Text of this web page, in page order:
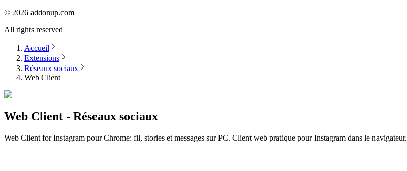
© 2026 addonup.com
All rights reserved
Accueil
Extensions
Réseaux sociaux
Web Client
Web Client - Réseaux sociaux
Web Client for Instagram pour Chrome: fil, stories et messages sur PC. Client web pratique pour Instagram dans le navigateur.